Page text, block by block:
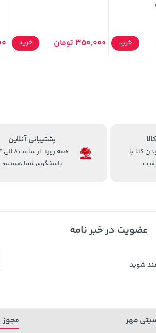
خرید 350,000 تومان خرید
کالا با
پشتیبانی آنلاین
همه
پاسخگوی شما هستیم
عضویت در خبر نامه
شوید
مهر مجوز